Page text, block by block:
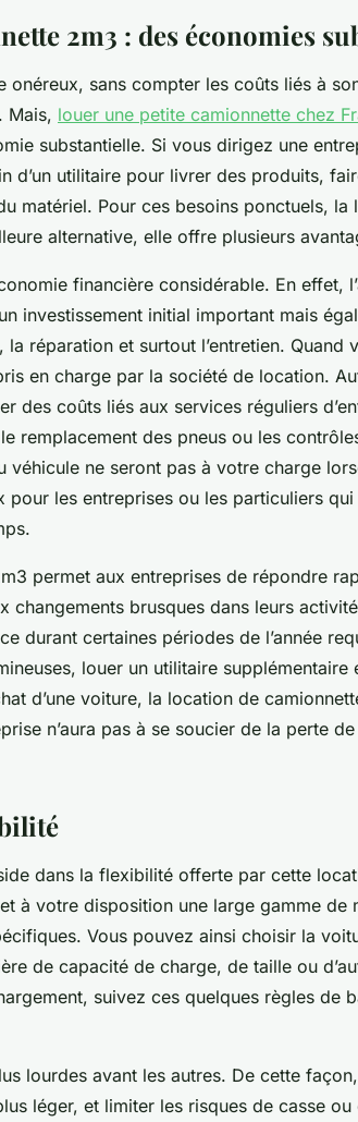
2m3 : des économies
onéreux, sans compter les coûts liés à
Mais, louer une petite camionnette chez
substantielle. Si vous dirigez une
d’un utilitaire pour livrer des produits,
matériel. Pour ces besoins ponctuels, la
alternative, elle offre plusieurs
financière considérable. En effet,
investissement initial important mais
la réparation et surtout l’entretien. Quand
en charge par la société de location.
des coûts liés aux services réguliers
remplacement des pneus ou les
ne seront pas à votre charge
les entreprises ou les particuliers qui
permet aux entreprises de répondre
changements brusques dans leurs
durant certaines périodes de l’année
louer un utilitaire supplémentaire
d’une voiture, la location de
n’aura pas à se soucier de la perte
dans la flexibilité offerte par cette
à votre disposition une large gamme de
Vous pouvez ainsi choisir la
de capacité de charge, de taille ou
suivez ces quelques règles de
lourdes avant les autres. De cette
léger, et limiter les risques de casse ou